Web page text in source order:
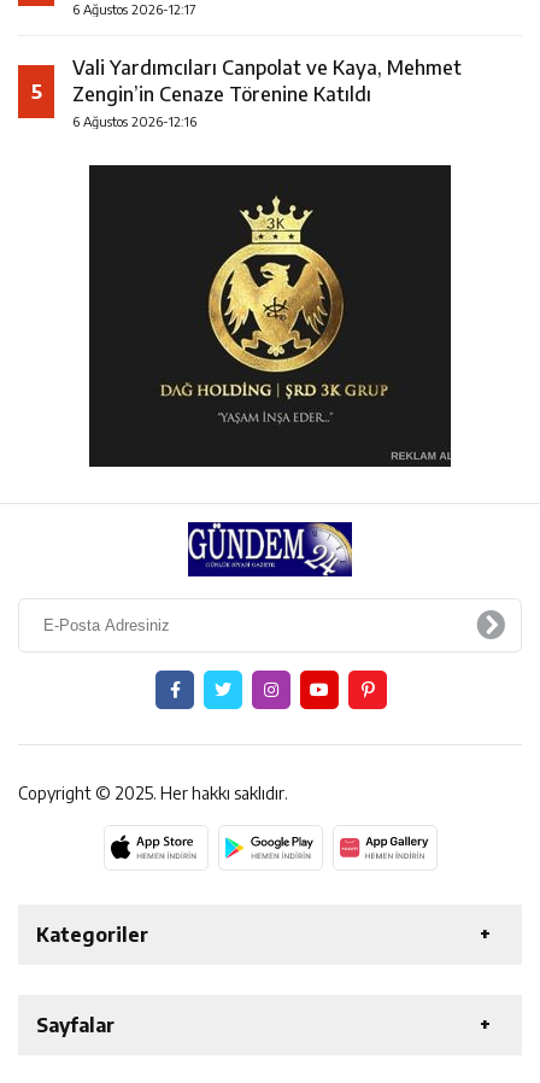
6 Ağustos 2026-12:17
5
Vali Yardımcıları Canpolat ve Kaya, Mehmet
Zengin’in Cenaze Törenine Katıldı
6 Ağustos 2026-12:16
Copyright © 2025. Her hakkı saklıdır.
Kategoriler
EKONOMİ
Sayfalar